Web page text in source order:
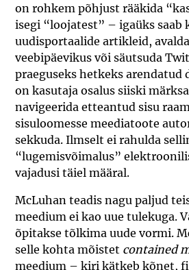
on rohkem põhjust rääkida
isegi “loojatest” – igaüks saab
uudisportaalide artikleid,
veebipäevikus või säutsuda
praeguseks hetkeks arendatud
on kasutaja osalus siiski
navigeerida etteantud sisu
sisuloomesse meediatoote
sekkuda. Ilmselt ei rahulda
“lugemisvõimalus”
vajadusi täiel määral.
McLuhan teadis nagu paljud
meedium ei kao uue tulekuga.
õpitakse tõlkima uude vormi.
selle kohta mõistet contained
meedium – kiri kätkeb kõnet,